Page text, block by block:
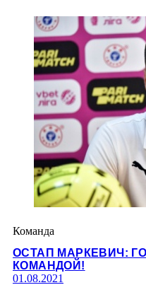
Команда
ОСТАП МАРКЕВИЧ:
КОМАНДОЙ!
01.08.2021